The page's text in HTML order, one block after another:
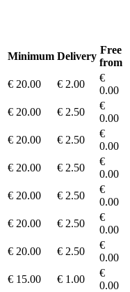
Minimum Delivery
Free
from
€ 20.00 € 2.00
€
0.00
€ 20.00 € 2.50
€
0.00
€ 20.00 € 2.50
€
0.00
€ 20.00 € 2.50
€
0.00
€ 20.00 € 2.50
€
0.00
€ 20.00 € 2.50
€
0.00
€ 20.00 € 2.50
€
0.00
€ 15.00 € 1.00
€
0.00